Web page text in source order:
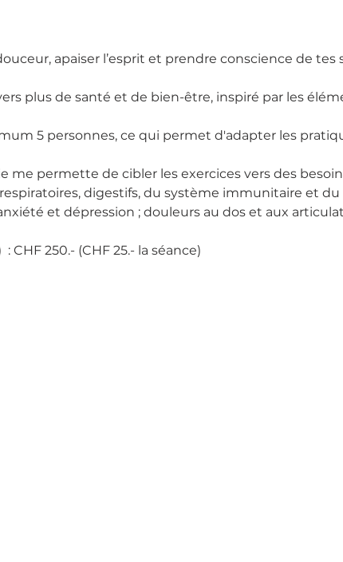
apaiser l’esprit et prendre conscience de tes
plus de santé et de bien-être, inspiré par les
5 personnes, ce qui permet d'adapter les
me permette de cibler les exercices vers des
digestifs, du système immunitaire et
et dépression ; douleurs au dos et aux
CHF 250.- (CHF 25.- la séance)